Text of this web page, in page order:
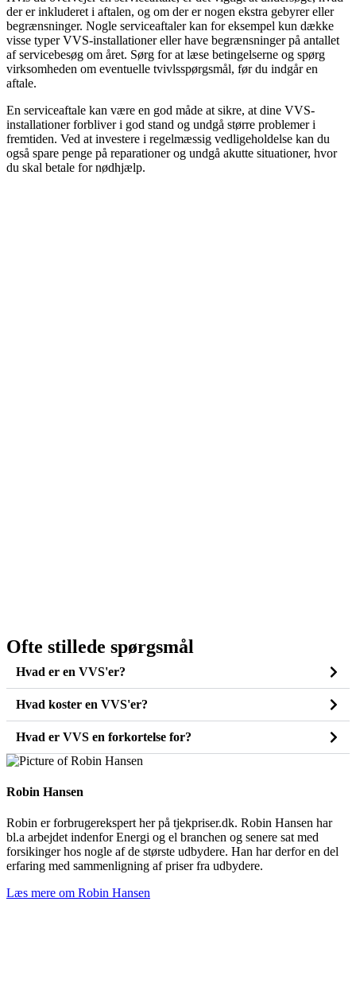
der er inkluderet i aftalen, og om der er nogen ekstra gebyrer eller
begrænsninger. Nogle serviceaftaler kan for eksempel kun dække
visse typer VVS-installationer eller have begrænsninger på antallet
af servicebesøg om året. Sørg for at læse betingelserne og spørg
virksomheden om eventuelle tvivlsspørgsmål, før du indgår en
aftale.
En serviceaftale kan være en god måde at sikre, at dine VVS-
installationer forbliver i god stand og undgå større problemer i
fremtiden. Ved at investere i regelmæssig vedligeholdelse kan du
også spare penge på reparationer og undgå akutte situationer, hvor
du skal betale for nødhjælp.
Ofte stillede spørgsmål
Hvad er en VVS'er?
Hvad koster en VVS'er?
Hvad er VVS en forkortelse for?
Robin Hansen
Robin er forbrugerekspert her på tjekpriser.dk. Robin Hansen har
bl.a arbejdet indenfor Energi og el branchen og senere sat med
forsikinger hos nogle af de største udbydere. Han har derfor en del
erfaring med sammenligning af priser fra udbydere.
Læs mere om Robin Hansen